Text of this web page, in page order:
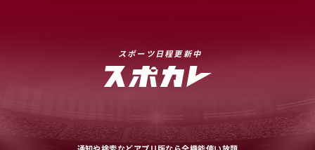
スポーツ日程更新中